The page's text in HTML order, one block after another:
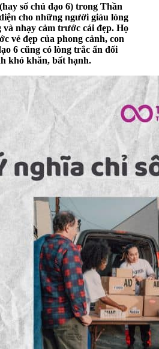
số chủ đạo 6) trong Thần
cho những người giàu lòng
nhạy cảm trước cái đẹp. Họ
vẻ đẹp của phong cảnh, con
6 cũng có lòng trắc ẩn đối
khó khăn, bất hạnh.